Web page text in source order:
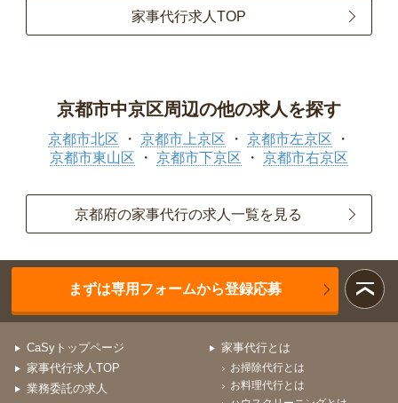
家事代行求人TOP
京都市中京区周辺の他の求人を探す
京都市北区 京都市上京区
京都市左京区
京都市東山区
京都市下京区 京都市右京区
京都府の家事代行の求人一覧を見る
まずは専用フォームから登録応募
CaSyトップページ
家事代行求人TOP
業務委託の求人
家事代行とは
お掃除代行とは
お料理代行とは